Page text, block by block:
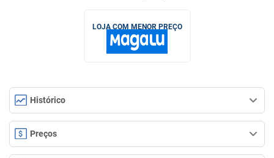
LOJA COM MENOR PREÇO
Histórico
Preços